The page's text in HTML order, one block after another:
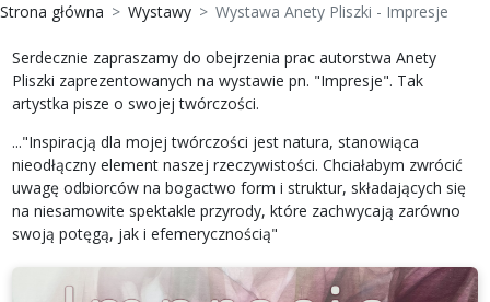
Strona główna Wystawy Wystawa Anety Pliszki - Impresje
Serdecznie zapraszamy do obejrzenia prac autorstwa Anety
Pliszki zaprezentowanych na wystawie pn. "Impresje". Tak
artystka pisze o swojej twórczości.
..."Inspiracją dla mojej twórczości jest natura, stanowiąca
nieodłączny element naszej rzeczywistości. Chciałabym zwrócić
uwagę odbiorców na bogactwo form i struktur, składających się
na niesamowite spektakle przyrody, które zachwycają zarówno
swoją potęgą, jak i efemerycznością"